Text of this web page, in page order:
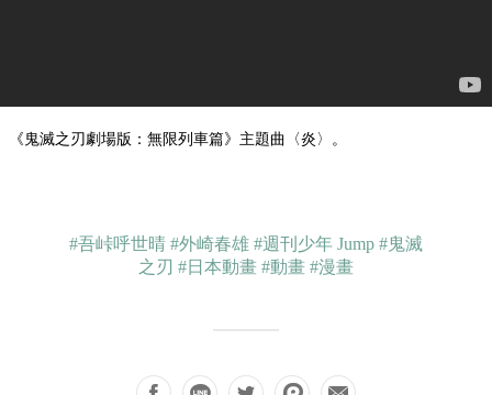
《鬼滅之刃劇場版：無限列車篇》主題曲〈炎〉。
#吾峠呼世晴 #外崎春雄 #週刊少年 Jump #鬼滅
之刃 #日本動畫 #動畫 #漫畫